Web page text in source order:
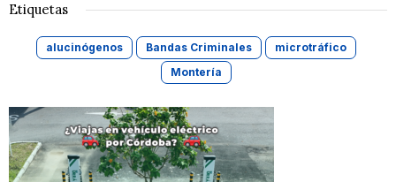
Etiquetas
alucinógenos Bandas Criminales
microtráfico
Montería